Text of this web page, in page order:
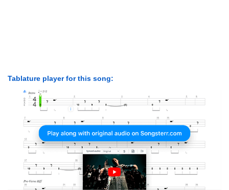
Tablature player for this song: